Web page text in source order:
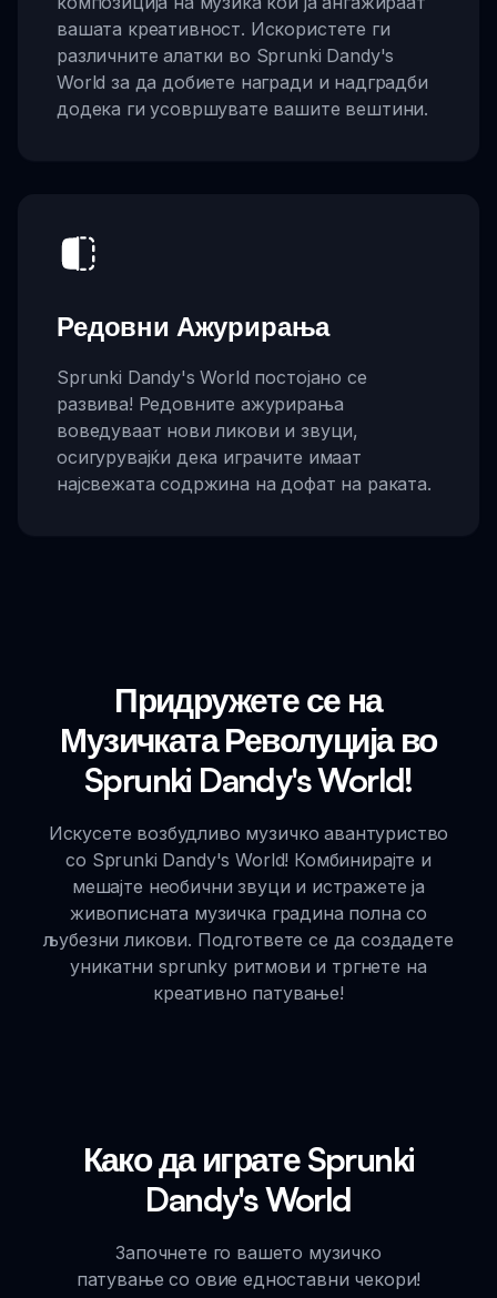
вашата креативност. Искористете ги
различните алатки во Sprunki Dandy's
World за да добиете награди и надградби
додека ги усовршувате вашите вештини.
Редовни Ажурирања
Sprunki Dandy's World постојано се
развива! Редовните ажурирања
воведуваат нови ликови и звуци,
осигурувајќи дека играчите имаат
најсвежата содржина на дофат на раката.
Придружете се на
Музичката Револуција во
Sprunki Dandy's World!
Искусете возбудливо музичко авантуриство
со Sprunki Dandy's World! Комбинирајте и
мешајте необични звуци и истражете ја
живописната музичка градина полна со
љубезни ликови. Подгответе се да создадете
уникатни sprunky ритмови и тргнете на
креативно патување!
Како да играте Sprunki
Dandy's World
Започнете го вашето музичко
патување со овие едноставни чекори!